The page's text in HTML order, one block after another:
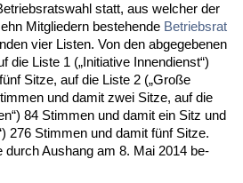
statt, aus wel­cher der
Mit­glie­dern be­ste­hen­de Be­triebs­rat
vier Lis­ten. Von den ab­ge­ge­be­nen
die Lis­te 1 („Initia­ti­ve In­nen­dienst“)
Sit­ze, auf die Lis­te 2 („Große
und da­mit zwei Sit­ze, auf die
84 Stim­men und da­mit ein Sitz und
276 Stim­men und da­mit fünf Sit­ze.
durch Aus­hang am 8. Mai 2014 be­